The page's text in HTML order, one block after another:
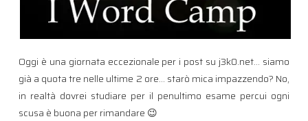
Oggi è una giornata eccezionale per i post su j3k0.net… siamo
già a quota tre nelle ultime 2 ore… starò mica impazzendo? No,
in realtà dovrei studiare per il penultimo esame percui ogni
scusa è buona per rimandare 😉